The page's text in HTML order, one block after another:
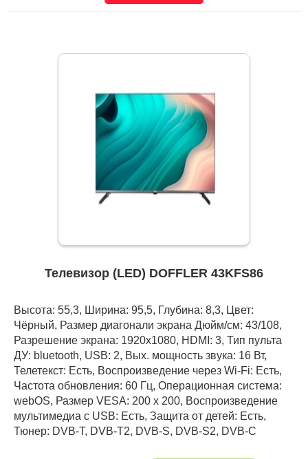
Телевизор (LED) DOFFLER 43KFS86
Высота: 55,3, Ширина: 95,5, Глубина: 8,3, Цвет:
Чёрный, Размер диагонали экрана Дюйм/см: 43/108,
Разрешение экрана: 1920x1080, HDMI: 3, Тип пульта
ДУ: bluetooth, USB: 2, Вых. мощность звука: 16 Вт,
Телетекст: Есть, Воспроизведение через Wi-Fi: Есть,
Частота обновления: 60 Гц, Операционная система:
webOS, Размер VESA: 200 x 200, Воспроизведение
мультимедиа с USB: Есть, Защита от детей: Есть,
Тюнер: DVB-T, DVB-T2, DVB-S, DVB-S2, DVB-C